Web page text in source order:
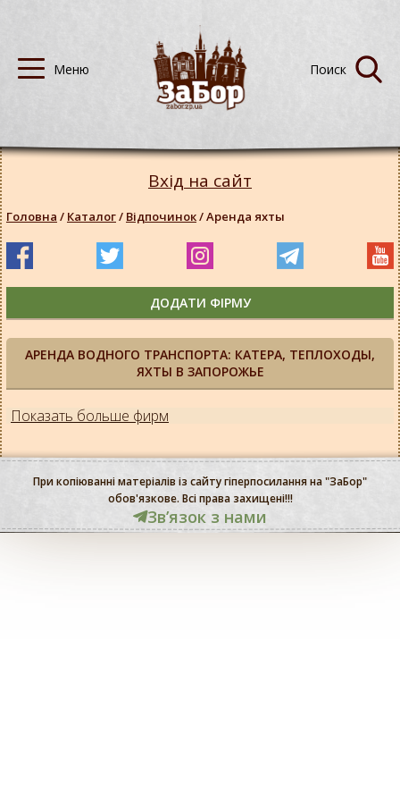
АРЕНДА ВОДНОГО ТРАНСПОРТА: КАТЕРА, ТЕПЛОХОДЫ,
ЯХТЫ В ЗАПОРОЖЬЕ
Показать больше фирм
Вхід на сайт
Головна / Каталог/ Відпочинок/Аренда яхты
ДОДАТИ ФІРМУ
При копіюванні матеріалів із сайту гіперпосилання на "ЗаБор"
обов'язкове. Всі права захищені!!!
Звʼязок з нами